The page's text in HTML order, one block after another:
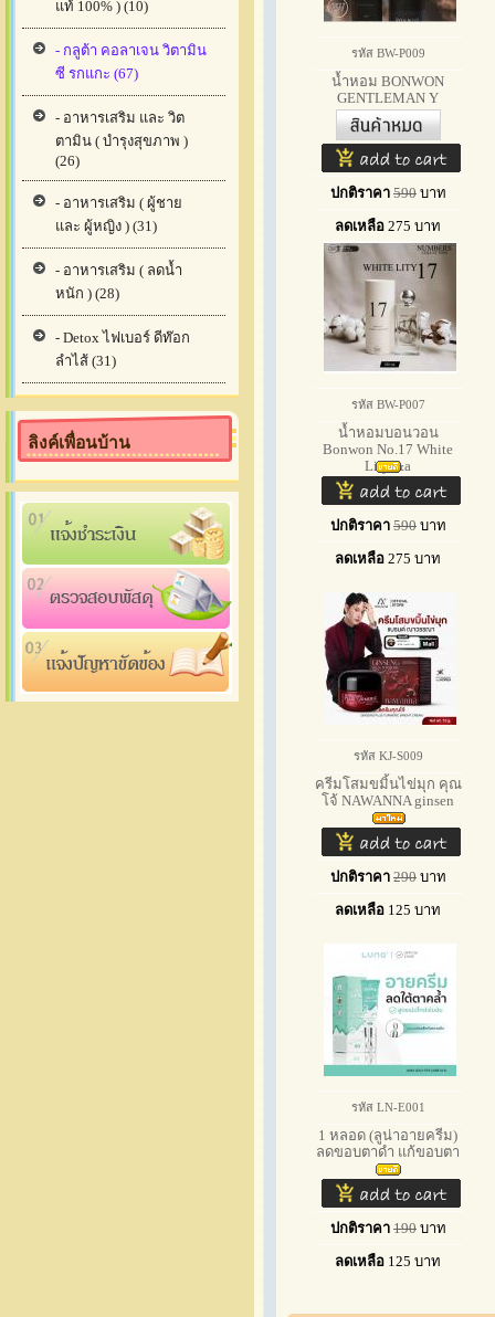
แท้ 100% ) (10)
- กลูต้า คอลาเจน วิตามิน
ซี รกแกะ (67)
- อาหารเสริม และ วิต
ตามิน ( บำรุงสุขภาพ )
(26)
- อาหารเสริม ( ผู้ชาย
และ ผู้หญิง ) (31)
- อาหารเสริม ( ลดน้ำ
หนัก ) (28)
- Detox ไฟเบอร์ ดีท๊อก
ลำไส้ (31)
ลิงค์เพื่อนบ้าน
รหัส BW-P009
น้ำหอม BONWON
GENTLEMAN Y
Signature Coll
ปกติราคา 590 บาท
ลดเหลือ 275 บาท
รหัส BW-P007
น้ำหอมบอนวอน
Bonwon No.17 White
Lity &a
ปกติราคา 590 บาท
ลดเหลือ 275 บาท
รหัส KJ-S009
ครีมโสมขมิ้นไข่มุก คุณ
โจ้ NAWANNA ginsen
ปกติราคา 290 บาท
ลดเหลือ 125 บาท
รหัส LN-E001
1 หลอด (ลูน่าอายครีม)
ลดขอบตาดำ แก้ขอบตา
ปกติราคา 190 บาท
ลดเหลือ 125 บาท